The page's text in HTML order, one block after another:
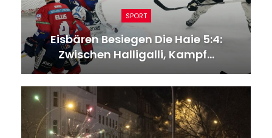
SPORT
Eisbären Besiegen Die Haie 5:4:
Zwischen Halligalli, Kampf…